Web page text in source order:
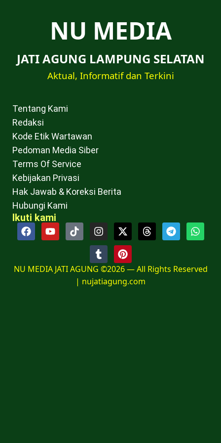
NU MEDIA
JATI AGUNG LAMPUNG SELATAN
Aktual, Informatif dan Terkini
Tentang Kami
Redaksi
Kode Etik Wartawan
Pedoman Media Siber
Terms Of Service
Kebijakan Privasi
Hak Jawab & Koreksi Berita
Hubungi Kami
Ikuti kami
NU MEDIA JATI AGUNG ©2026 — All Rights Reserved
| nujatiagung.com